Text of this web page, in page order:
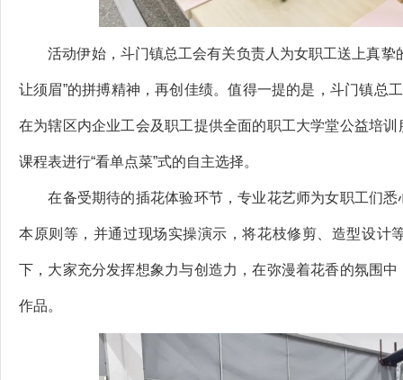
活动伊始，斗门镇总工会有关负责人为女职工送上真挚
让须眉”的拼搏精神，再创佳绩。值得一提的是，斗门镇总
在为辖区内企业工会及职工提供全面的职工大学堂公益培
课程表进行“看单点菜”式的自主选择。
在备受期待的插花体验环节，专业花艺师为女职工们悉
本原则等，并通过现场实操演示，将花枝修剪、造型设计
下，大家充分发挥想象力与创造力，在弥漫着花香的氛围
作品。